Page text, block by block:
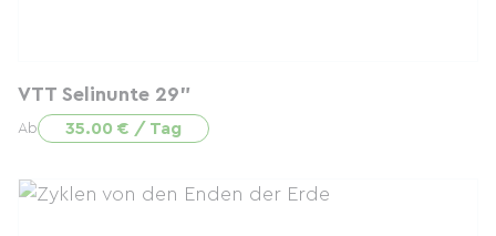
VTT Selinunte 29"
Ab 35.00 € / Tag